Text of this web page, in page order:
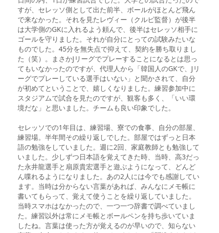
すが、セレッソ側として出た前半、ボールがほとんど飛ん
で来なかった。それを見たレヴィー（クルピ監督）が後半
は大学側のGKに入れるよう頼んで、後半はセレッソ相手に
ゴールを守りました。それが自分にとっての試験みたいな
ものでした。45分を無失点で抑えて、契約を勝ち取りまし
た（笑）。まさかJリーグでプレーすることになるとは思っ
てもいなかったのですが、代理人から「韓国人のGKで、Jリ
ーグでプレーしている選手はいない」と聞かされて、自分
が初めてということで、嬉しくなりました。練習参加中に
スタジアムで試合を見たのですが、観客も多く、「いい環
境だな」と思いました。チームも良い印象でした。
セレッソでの1年目は、練習場、寮での食事、自分の部屋、
練習場。半年間その繰り返しでした。部屋ではずっと日本
語の勉強をしていました。週に2回、家庭教師とも勉強して
いました。少しずつ日本語を覚えてきた時、当時、高3だっ
た永井龍選手と扇原貴宏選手と遊ぶようになって、どんど
ん喋れるようになりました。あの2人には今でも感謝してい
ます。当時は分からない言葉があれば、みんなにメモ帳に
書いてもらって、覚えて使うことを繰り返していました。
当時スマホはなかったので、一つ一つ辞書で調べていまし
た。練習以外は常にメモ帳とボールペンを持ち歩いていま
したね。言葉は使った方が覚えるのが早いので、知らない